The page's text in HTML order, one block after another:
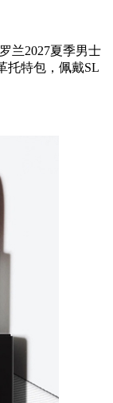
兰2027夏季男士
托特包，佩戴SL